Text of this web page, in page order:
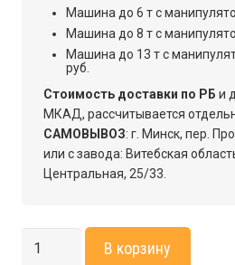
Машина до 6 т с
Машина до 8 т с
Машина до 13 т с
руб.
Стоимость доставки по РБ и
МКАД, рассчитывается
САМОВЫВОЗ: г. Минск, пер.
или с завода: Витебская
Центральная, 25/33.
Количество
В корзину